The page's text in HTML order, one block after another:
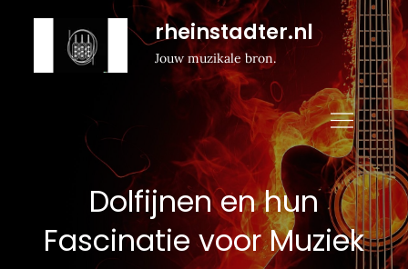
rheinstadter.nl
Jouw muzikale bron.
Dolfijnen en hun
Fascinatie voor Muziek